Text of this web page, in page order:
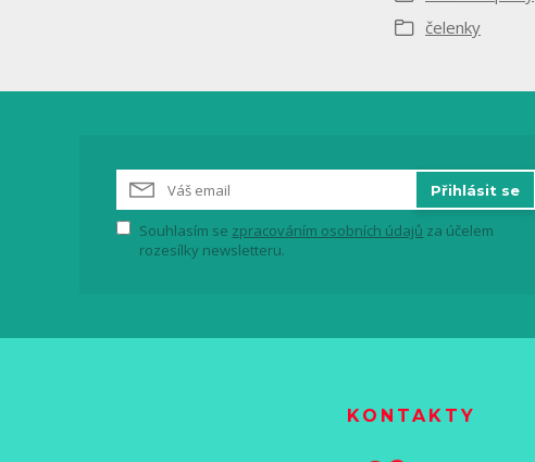
čelenky
Přihlásit se
Souhlasím se zpracováním osobních údajů za účelem
rozesílky newsletteru.
KONTAKTY